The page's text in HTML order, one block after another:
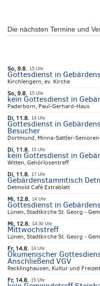
Die nächsten Termine und
So, 9.8. 15 Uhr
Gottesdienst in
Kirchlengern, ev. Kirche
So, 9.8. 15 Uhr
kein Gottesdienst in
Paderborn, Paul-Gerhard-Haus
Di, 11.8. 14 Uhr
Gottesdienst in
Besucher
Dortmund, Minna-Sattler-
Di, 11.8. 15 Uhr
kein Gottesdienst in
Witten, Gehörlosentreff
Di, 11.8. 17 Uhr
Gebärdenstammtisch
Detmold Café Extrablatt
Mi, 12.8. 14 Uhr
Gottesdienst in
Lünen, Stadtkirche St. Georg -
Mi, 12.8. 14:30 Uhr
Mittwochstreff
Lünen, Stadtkirche St. Georg -
Fr, 14.8. 14 Uhr
Ökumenischer
Anschließend VGV
Recklinghausen, Kultur und
Fr, 14.8. 15 Uhr